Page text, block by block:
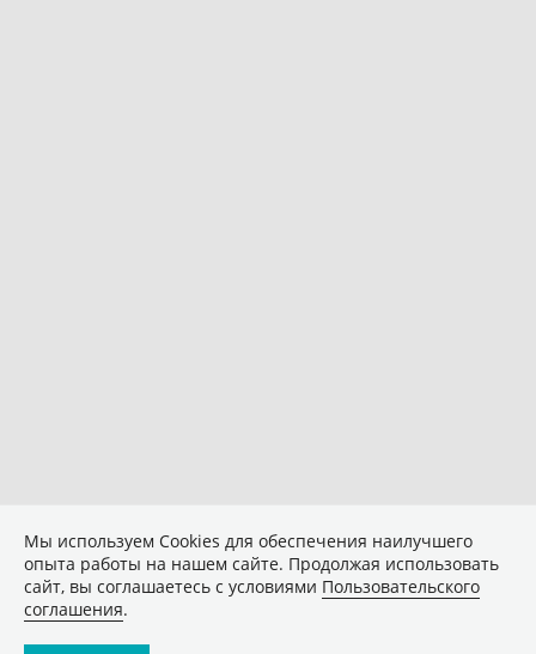
Мы используем Сookies для обеспечения наилучшего
опыта работы на нашем сайте. Продолжая использовать
сайт, вы соглашаетесь с условиями Пользовательского
соглашения.